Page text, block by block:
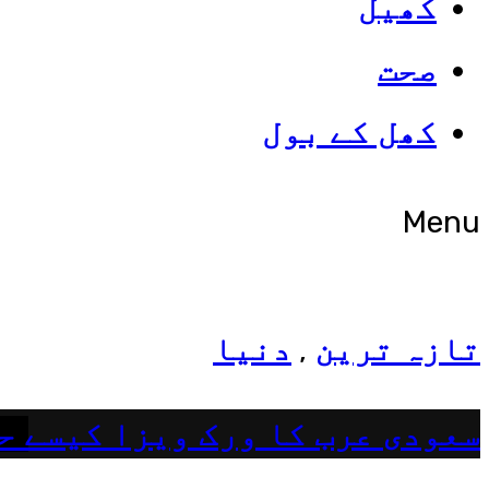
صحت
کھل کے بول
Menu
شوبز
ہانیہ عامر کی بہن ایشا
تازہ ترین , دنیا
سعودی عرب کا ورک ویزا کیسے